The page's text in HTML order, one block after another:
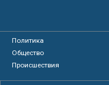
Политика
Общество
Происшествия